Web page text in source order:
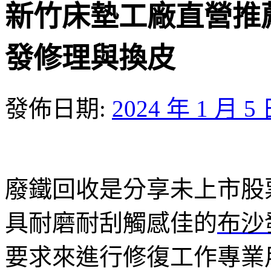
新竹床墊工廠直營
發修理與換皮
發佈日期: 2024 年 1 月 5
廢鐵回收是分享未上市股
具耐磨耐刮觸感佳的布沙
要求來進行修復工作專